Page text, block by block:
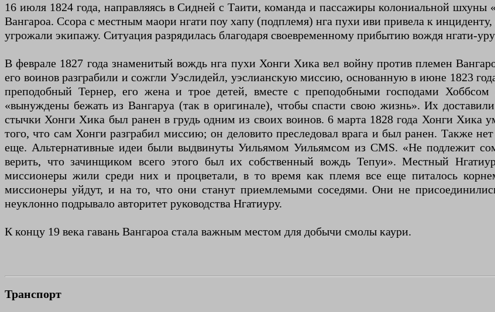
16 июля 1824 года, направляясь в Сидней с Таити, команда и пассажиры колониальной
Вангароа. Ссора с местным маори нгати поу хапу (подплемя) нга пухи иви привела к
угрожали экипажу. Ситуация разрядилась благодаря своевременному прибытию вождя нгати-
В феврале 1827 года знаменитый вождь нга пухи Хонги Хика вел войну против племен
его воинов разграбили и сожгли Уэслидейл, уэслианскую миссию, основанную в июне 1823
преподобный Тернер, его жена и трое детей, вместе с преподобными господами
«вынуждены бежать из Вангаруа (так в оригинале), чтобы спасти свою жизнь». Их
стычки Хонги Хика был ранен в грудь одним из своих воинов. 6 марта 1828 года Хонги Хика
того, что сам Хонги разграбил миссию; он деловито преследовал врага и был ранен. Также
еще. Альтернативные идеи были выдвинуты Уильямом Уильямсом из CMS. «Не подлежит
верить, что зачинщиком всего этого был их собственный вождь Тепуи». Местный
миссионеры жили среди них и процветали, в то время как племя все еще питалось
миссионеры уйдут, и на то, что они станут приемлемыми соседями. Они не
неуклонно подрывало авторитет руководства Нгатиуру.
К концу 19 века гавань Вангароа стала важным местом для добычи смолы каури.
Транспорт